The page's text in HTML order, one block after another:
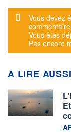
Message
Vous devez
Vous êtes
Pas encore
A LIRE AUSSI